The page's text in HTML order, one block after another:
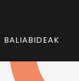
BALIABIDEAK